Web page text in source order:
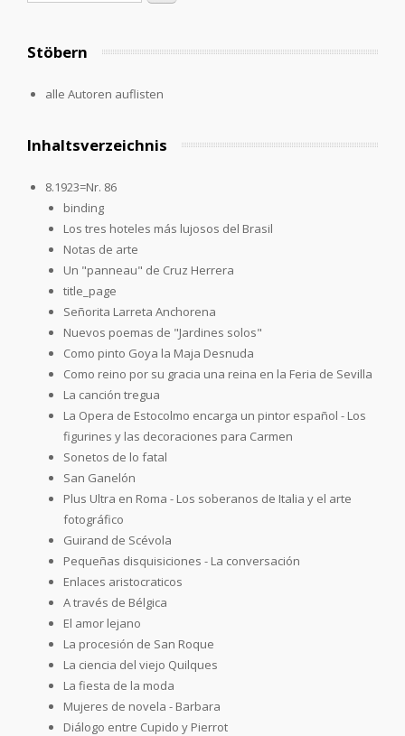
Stöbern
alle Autoren auflisten
Inhaltsverzeichnis
8.1923=Nr. 86
binding
Los tres hoteles más lujosos del Brasil
Notas de arte
Un "panneau" de Cruz Herrera
title_page
Señorita Larreta Anchorena
Nuevos poemas de "Jardines solos"
Como pinto Goya la Maja Desnuda
Como reino por su gracia una reina en la Feria de Sevilla
La canción tregua
La Opera de Estocolmo encarga un pintor español - Los
figurines y las decoraciones para Carmen
Sonetos de lo fatal
San Ganelón
Plus Ultra en Roma - Los soberanos de Italia y el arte
fotográfico
Guirand de Scévola
Pequeñas disquisiciones - La conversación
Enlaces aristocraticos
A través de Bélgica
El amor lejano
La procesión de San Roque
La ciencia del viejo Quilques
La fiesta de la moda
Mujeres de novela - Barbara
Diálogo entre Cupido y Pierrot